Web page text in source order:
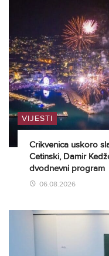
VIJESTI
Crikvenica uskoro
Cetinski, Damir
dvodnevni program
06.08.2026